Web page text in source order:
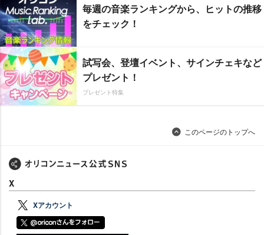
毎週の音楽ランキングから、ヒットの推移
をチェック！
試写会、登壇イベント、サインチェキなど
プレゼント！
プレゼント特集
このページのトップへ
X
Xアカウント